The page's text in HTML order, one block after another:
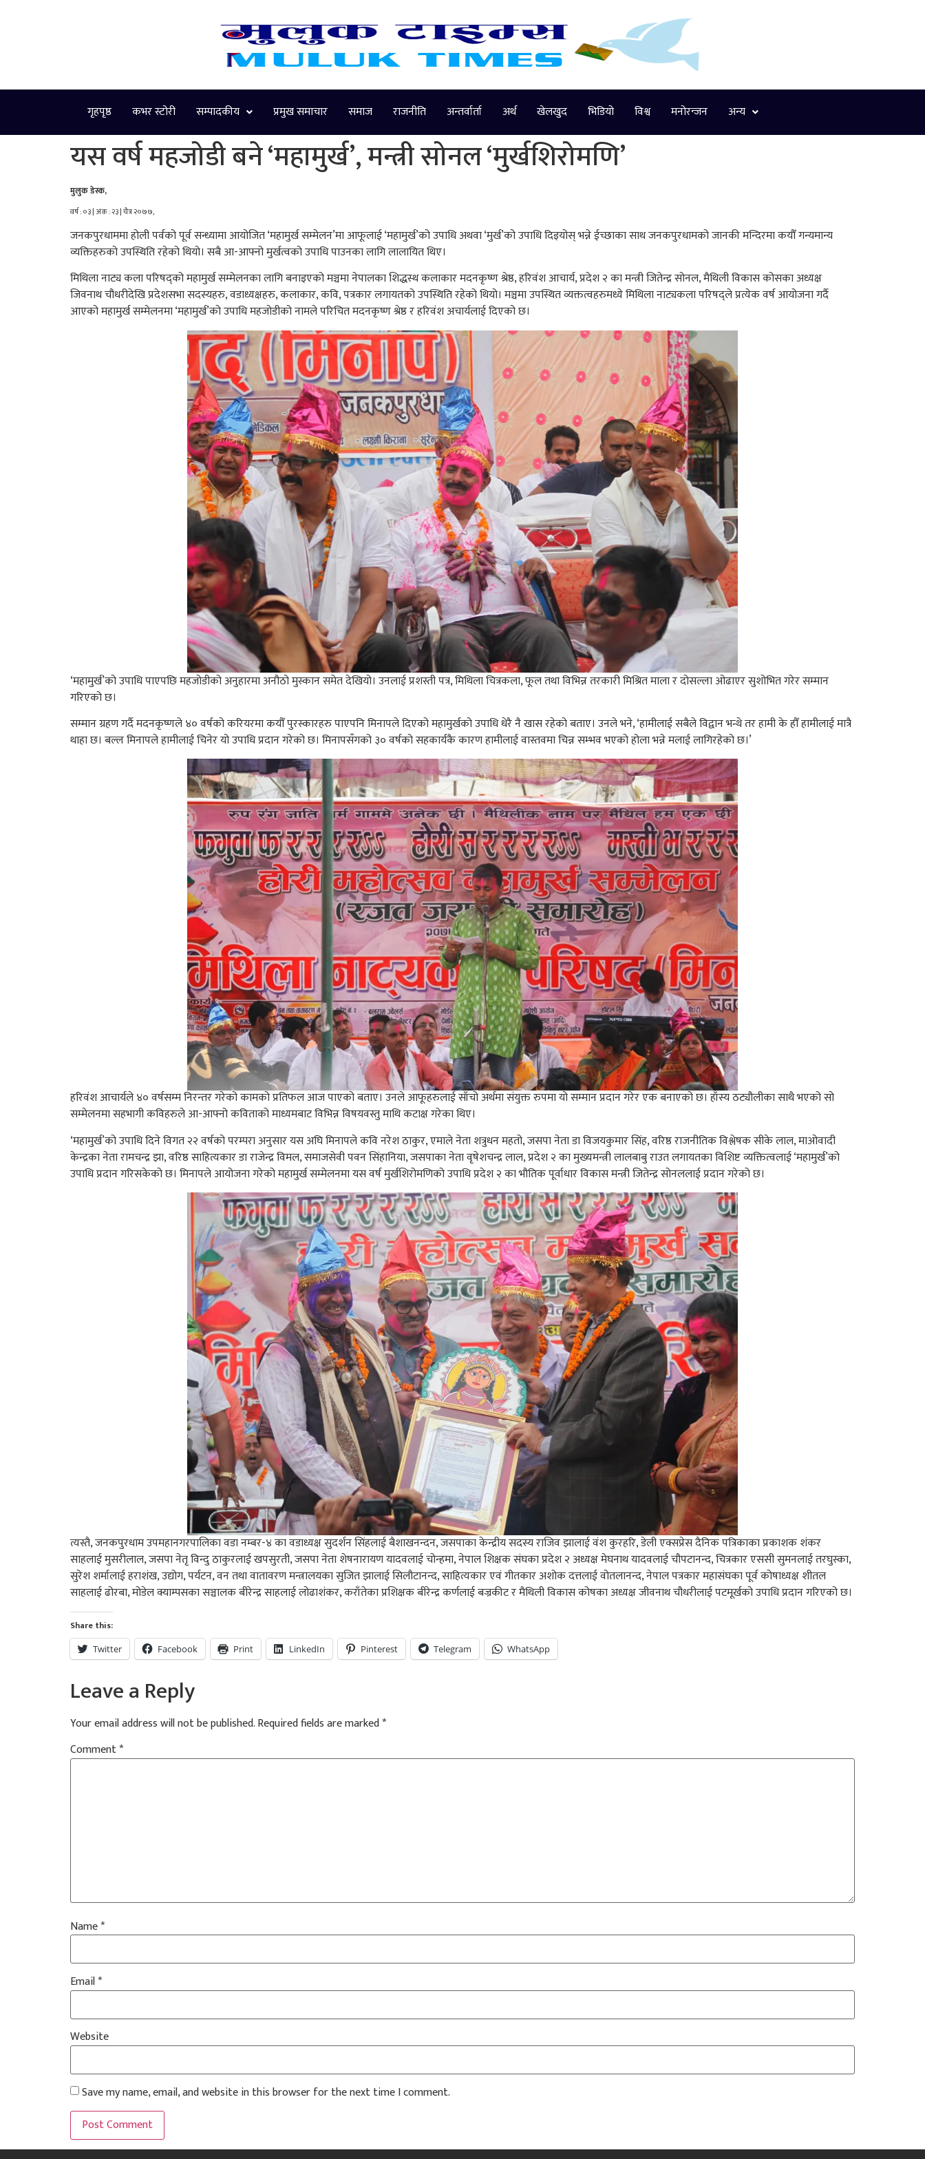
गृहपृष्ठ कभर स्टोरी सम्पादकीय प्रमुख समाचार समाज राजनीति अन्तर्वार्ता अर्थ खेलखुद भिडियो विश्व मनोरन्जन अन्य
यस वर्ष महजोडी बने ‘महामुर्ख’, मन्त्री सोनल ‘मुर्खशिरोमणि’
मुलुक डेस्क,
वर्ष : ०३ | अंक : २३ | चैत्र २०७७,
जनकपुरधाममा होली पर्वको पूर्व सन्ध्यामा आयोजित ‘महामुर्ख सम्मेलन’मा आफूलाई ‘महामुर्ख’को उपाधि अथवा ‘मुर्ख’को उपाधि दिइयोस् भन्ने ईच्छाका साथ जनकपुरधामको जानकी मन्दिरमा कयौँ गन्यमान्य
व्यक्तिहरुको उपस्थिति रहेको थियो। सबै आ-आफ्नो मुर्खत्वको उपाधि पाउनका लागि लालायित थिए।
मिथिला नाट्य कला परिषद्को महामुर्ख सम्मेलनका लागि बनाइएको मञ्चमा नेपालका शिद्धस्थ कलाकार मदनकृष्ण श्रेष्ठ, हरिवंश आचार्य, प्रदेश २ का मन्त्री जितेन्द्र सोनल, मैथिली विकास कोसका अध्यक्ष
जिवनाथ चौधरीदेखि प्रदेशसभा सदस्यहरु, वडाध्यक्षहरु, कलाकार, कवि, पत्रकार लगायतको उपस्थिति रहेको थियो। मञ्चमा उपस्थित व्यक्तत्वहरुमध्ये मिथिला नाट्यकला परिषद्ले प्रत्येक वर्ष आयोजना गर्दै
आएको महामुर्ख सम्मेलनमा ‘महामुर्ख’को उपाधि महजोडीको नामले परिचित मदनकृष्ण श्रेष्ठ र हरिवंश अचार्यलाई दिएको छ।
‘महामुर्ख’को उपाधि पाएपछि महजोडीको अनुहारमा अनौठो मुस्कान समेत देखियो। उनलाई प्रशस्ती पत्र, मिथिला चित्रकला, फूल तथा विभिन्न तरकारी मिश्रित माला र दोसल्ला ओढाएर सुशोभित गरेर सम्मान
गरिएको छ।
सम्मान ग्रहण गर्दै मदनकृष्णले ४० वर्षको करियरमा कयौँ पुरस्कारहरु पाएपनि मिनापले दिएको महामुर्खको उपाधि धेरै नै खास रहेको बताए। उनले भने, ‘हामीलाई सबैले विद्वान भन्थे तर हामी के हौँ हामीलाई मात्रै
थाहा छ। बल्ल मिनापले हामीलाई चिनेर यो उपाधि प्रदान गरेको छ। मिनापसँगको ३० वर्षको सहकार्यकै कारण हामीलाई वास्तवमा चिन्न सम्भव भएको होला भन्ने मलाई लागिरहेको छ।’
हरिवंश आचार्यले ४० वर्षसम्म निरन्तर गरेको कामको प्रतिफल आज पाएको बताए। उनले आफूहरुलाई साँचो अर्थमा संयुक्त रुपमा यो सम्मान प्रदान गरेर एक बनाएको छ। हाँस्य ठट्यौलीका साथै भएको सो
सम्मेलनमा सहभागी कविहरुले आ-आफ्नो कविताको माध्यमबाट विभिन्न विषयवस्तु माथि कटाक्ष गरेका थिए।
‘महामुर्ख’को उपाधि दिने विगत २२ वर्षको परम्परा अनुसार यस अघि मिनापले कवि नरेश ठाकुर, एमाले नेता शत्रुधन महतो, जसपा नेता डा विजयकुमार सिंह, वरिष्ठ राजनीतिक विश्लेषक सीके लाल, माओवादी
केन्द्रका नेता रामचन्द्र झा, वरिष्ठ साहित्यकार डा राजेन्द्र विमल, समाजसेवी पवन सिंहानिया, जसपाका नेता वृषेशचन्द्र लाल, प्रदेश २ का मुख्यमन्त्री लालबाबु राउत लगायतका विशिष्ट व्यक्तित्वलाई ‘महामुर्ख’को
उपाधि प्रदान गरिसकेको छ। मिनापले आयोजना गरेको महामुर्ख सम्मेलनमा यस वर्ष मुर्खशिरोमणिको उपाधि प्रदेश २ का भौतिक पूर्वाधार विकास मन्त्री जितेन्द्र सोनललाई प्रदान गरेको छ।
त्यस्तै, जनकपुरधाम उपमहानगरपालिका वडा नम्बर-४ का वडाध्यक्ष सुदर्शन सिंहलाई बैशाखनन्दन, जसपाका केन्द्रीय सदस्य राजिव झालाई वंश कुरहरि, डेली एक्सप्रेस दैनिक पत्रिकाका प्रकाशक शंकर
साहलाई मुसरीलाल, जसपा नेतृ विन्दु ठाकुरलाई खपसुरती, जसपा नेता शेषनारायण यादवलाई चोन्हमा, नेपाल शिक्षक संघका प्रदेश २ अध्यक्ष मेघनाथ यादवलाई चौपटानन्द, चित्रकार एससी सुमनलाई तरघुस्का,
सुरेश शर्मालाई हराशंख, उद्योग, पर्यटन, वन तथा वातावरण मन्त्रालयका सुजित झालाई सिलौटानन्द, साहित्यकार एवं गीतकार अशोक दत्तलाई वोतलानन्द, नेपाल पत्रकार महासंघका पूर्व कोषाध्यक्ष शीतल
साहलाई ढोरबा, मोडेल क्याम्पसका सञ्चालक बीरेन्द्र साहलाई लोढाशंकर, कराँतेका प्रशिक्षक बीरेन्द्र कर्णलाई बज्रकीट र मैथिली विकास कोषका अध्यक्ष जीवनाथ चौधरीलाई पटमूर्खको उपाधि प्रदान गरिएको छ।
Share this:
Twitter Facebook Print LinkedIn Pinterest Telegram WhatsApp
Leave a Reply
Your email address will not be published.Required fields are marked*
Comment*
Name*
Email*
Website
Save my name, email, and website in this browser for the next time I comment.